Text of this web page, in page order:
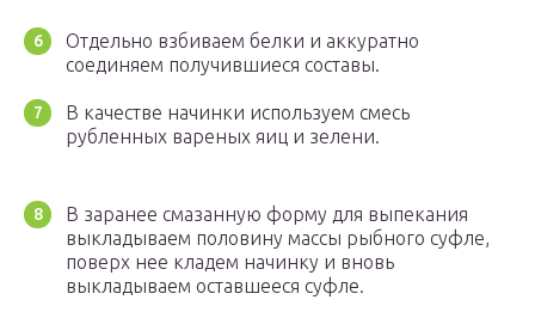
Отдельно взбиваем белки и аккуратно
соединяем получившиеся составы.
В качестве начинки используем смесь
рубленных вареных яиц и зелени.
В заранее смазанную форму для выпекания
выкладываем половину массы рыбного суфле,
поверх нее кладем начинку и вновь
выкладываем оставшееся суфле.